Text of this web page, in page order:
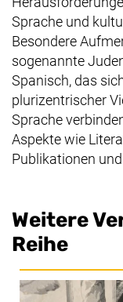
Sprache und
Besondere
sogenannte
Spanisch, das
plurizentrischer
Sprache
Aspekte wie
Publikationen
Weitere
Reihe